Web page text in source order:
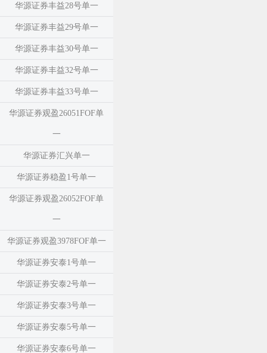
华源证券丰益28号单一
华源证券丰益29号单一
华源证券丰益30号单一
华源证券丰益32号单一
华源证券丰益33号单一
华源证券观盈26051FOF单
一
华源证券汇兴单一
华源证券稳盈1号单一
华源证券观盈26052FOF单
一
华源证券观盈3978FOF单一
华源证券安泰1号单一
华源证券安泰2号单一
华源证券安泰3号单一
华源证券安泰5号单一
华源证券安泰6号单一